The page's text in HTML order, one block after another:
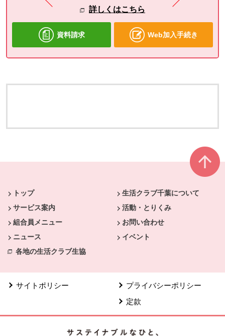
詳しくはこちら
資料請求 Web加入手続き
トップ
生活クラブ千葉について
サービス案内
活動・とりくみ
組合員メニュー
お問い合わせ
ニュース
イベント
各地の生活クラブ生協
サイトポリシー
プライバシーポリシー
定款